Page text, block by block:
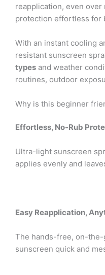
reapplication, even over
protection effortless for
With an instant cooling
resistant sunscreen
types and weather
routines, outdoor
Why is this beginner
Effortless, No-Rub
Ultra-light sunscreen
applies evenly and
Easy Reapplication,
The hands-free, on-the-
sunscreen quick and